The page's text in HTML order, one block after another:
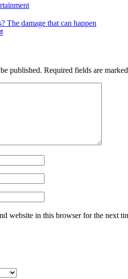
The damage that can happen
published. Required fields are marked
website in this browser for the next